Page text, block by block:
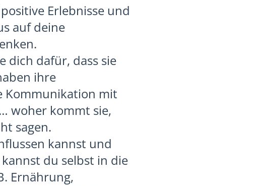
Erlebnisse und
auf deine
dich dafür, dass sie
ihre
Kommunikation mit
woher kommt sie,
sagen.
kannst und
du selbst in die
Ernährung,